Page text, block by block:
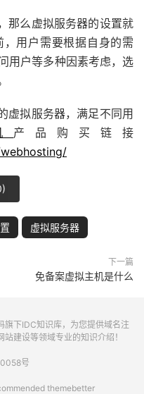
那么虚拟服务器的设置就
用户需要根据自身的需
用户等多种因素考虑，选
虚拟服务器，满足不同用
产品购买链接
)
虚拟服务器
下一篇
免备案虚拟主机是什么
旗下IDC知识库，为您提供域名注
建设等领域专业的知识介绍！
号
themebetter